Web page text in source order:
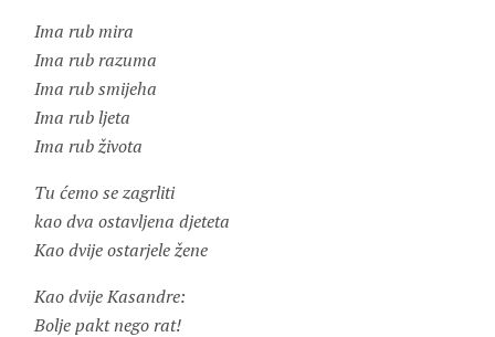
Ima rub mira
Ima rub razuma
Ima rub smijeha
Ima rub ljeta
Ima rub života
Tu ćemo se zagrliti
kao dva ostavljena djeteta
Kao dvije ostarjele žene
Kao dvije Kasandre:
Bolje pakt nego rat!